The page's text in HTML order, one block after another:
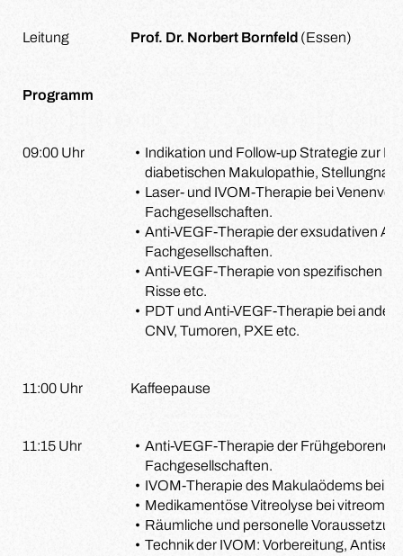
Leitung Prof. Dr. Norbert Bornfeld (Essen)
Programm
09:00 Uhr
Indikation und Follow-up Strategie zur
diabetischen Makulopathie,
Laser- und IVOM-Therapie bei
Fachgesellschaften.
Anti-VEGF-Therapie der exsudativen
Fachgesellschaften.
Anti-VEGF-Therapie von spezifischen
Risse etc.
PDT und Anti-VEGF-Therapie bei
CNV, Tumoren, PXE etc.
11:00 Uhr Kaffeepause
11:15 Uhr
Anti-VEGF-Therapie der
Fachgesellschaften.
IVOM-Therapie des Makulaödems bei
Medikamentöse Vitreolyse bei
Räumliche und personelle
Technik der IVOM: Vorbereitung,